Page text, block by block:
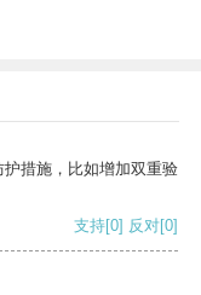
措施，比如增加双重验
支持[0] 反对[0]